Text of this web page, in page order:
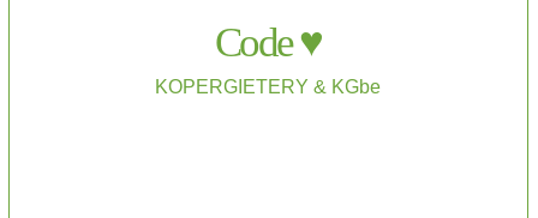
Code ♥
KOPERGIETERY & KGbe